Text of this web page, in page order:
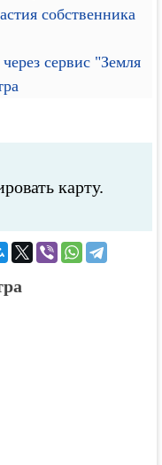
собственника
сервис "Земля
карту.